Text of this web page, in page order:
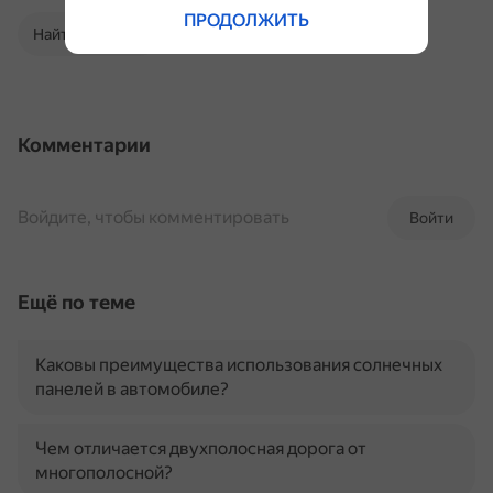
Найти в Поиске
Комментарии
Войти
Войдите, чтобы комментировать
Ещё по теме
Каковы преимущества использования солнечных
панелей в автомобиле?
Чем отличается двухполосная дорога от
многополосной?
ПРОДОЛЖИТЬ